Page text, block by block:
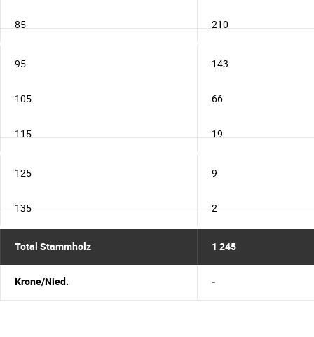
85 210
95 143
105 66
115 19
125 9
135 2
Total Stammholz 1 245
Krone/Nied. -